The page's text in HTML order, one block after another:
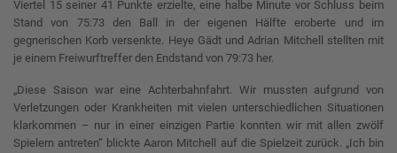
Viertel 15 seiner 41 Punkte erzielte, eine halbe Minute vor Schluss beim
Stand von 75:73 den Ball in der eigenen Hälfte eroberte und im
gegnerischen Korb versenkte. Heye Gädt und Adrian Mitchell stellten mit
je einem Freiwurftreffer den Endstand von 79:73 her.
„Diese Saison war eine Achterbahnfahrt. Wir mussten aufgrund von
Verletzungen oder Krankheiten mit vielen unterschiedlichen Situationen
klarkommen – nur in einer einzigen Partie konnten wir mit allen zwölf
Spielern antreten“ blickte Aaron Mitchell auf die Spielzeit zurück. „Ich bin